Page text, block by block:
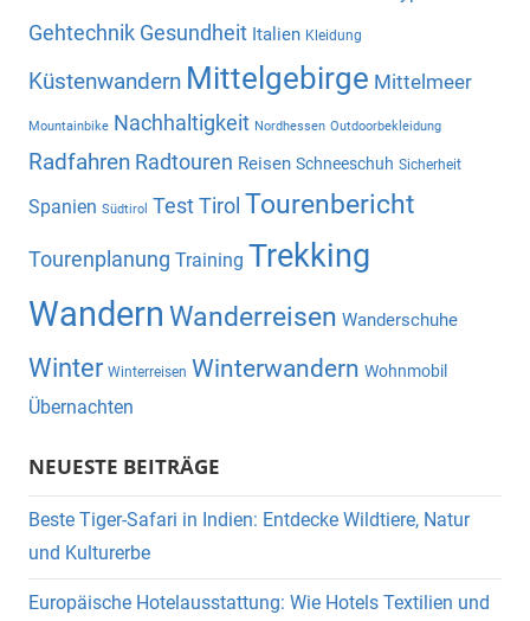
Gehtechnik Gesundheit Italien Kleidung
Küstenwandern Mittelgebirge Mittelmeer
Mountainbike Nachhaltigkeit Nordhessen Outdoorbekleidung
Radfahren Radtouren Reisen Schneeschuh Sicherheit
Spanien Südtirol TestTirol Tourenbericht
Tourenplanung Training Trekking
Wandern Wanderreisen Wanderschuhe
Winter Winterreisen Winterwandern Wohnmobil
Übernachten
NEUESTE BEITRÄGE
Beste Tiger-Safari in Indien: Entdecke Wildtiere, Natur
und Kulturerbe
Europäische Hotelausstattung: Wie Hotels Textilien und